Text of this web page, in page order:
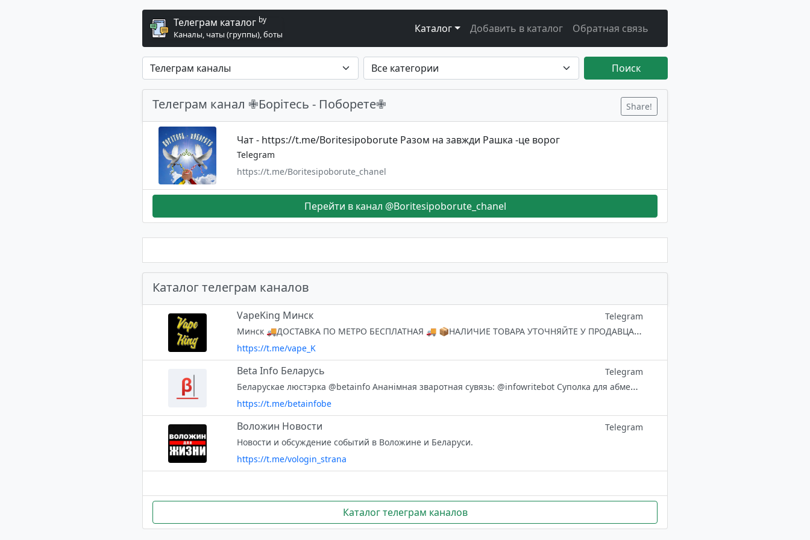
Телеграм каталог by
Каналы, чаты (группы), боты Каталог Добавить в каталог Обратная связь
Поиск
Телеграм канал ✙Борітесь - Поборете✙ Share!
Чат - https://t.me/Boritesipoborute Разом на завжди Рашка -це ворог
Telegram
https://t.me/Boritesipoborute_chanel
Перейти в канал @Boritesipoborute_chanel
Каталог телеграм каналов
VapeKing Минск Telegram
Минск 🚚ДОСТАВКА ПО МЕТРО БЕСПЛАТНАЯ 🚚 📦НАЛИЧИЕ ТОВАРА УТОЧНЯЙТЕ У ПРОДАВЦА 🔴ВСЕ POD-СИСТЕМЫ ЗАПЕЧАТАННЫЕ 🔴ИМЕЕТСЯ ГАРАНТИЯ НА POD-СИСТЕМЫ 🔴ВСЯ ПРОДУКЦИЯ ОРИГИНАЛЬНАЯ ↘️Для заказа↙️ @VapeKMinsk
https://t.me/vape_K
Beta Info Беларусь Telegram
Беларускае люстэрка @betainfo Ананімная зваротная сувязь: @infowritebot Суполка для абмеркавання: @tginfochatbe
https://t.me/betainfobe
Воложин Новости
Telegram
Новости и обсуждение событий в Воложине и Беларуси.
https://t.me/vologin_strana
Каталог телеграм каналов